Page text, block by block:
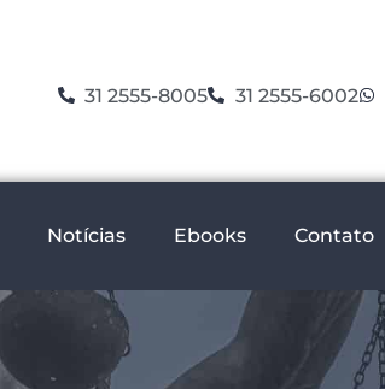
31 2555-8005 31 2555-6002
Notícias Ebooks Contato